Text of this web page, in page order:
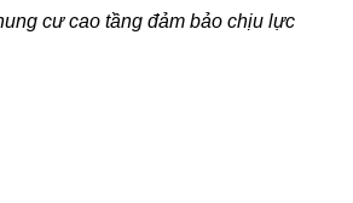
cư cao tầng đảm bảo chịu lực